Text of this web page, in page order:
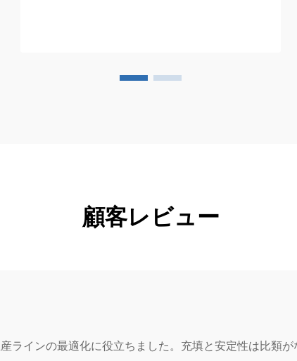
顧客レビュー
インの最適化に役立ちました。充填と安定性は比類